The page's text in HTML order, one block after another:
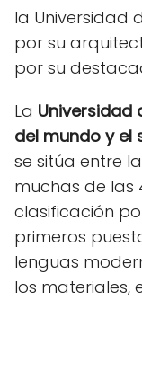
la Universidad
por su
por su
La Universidad
del mundo y el
se sitúa entre
muchas de las
clasificación
primeros
lenguas
los materiales,